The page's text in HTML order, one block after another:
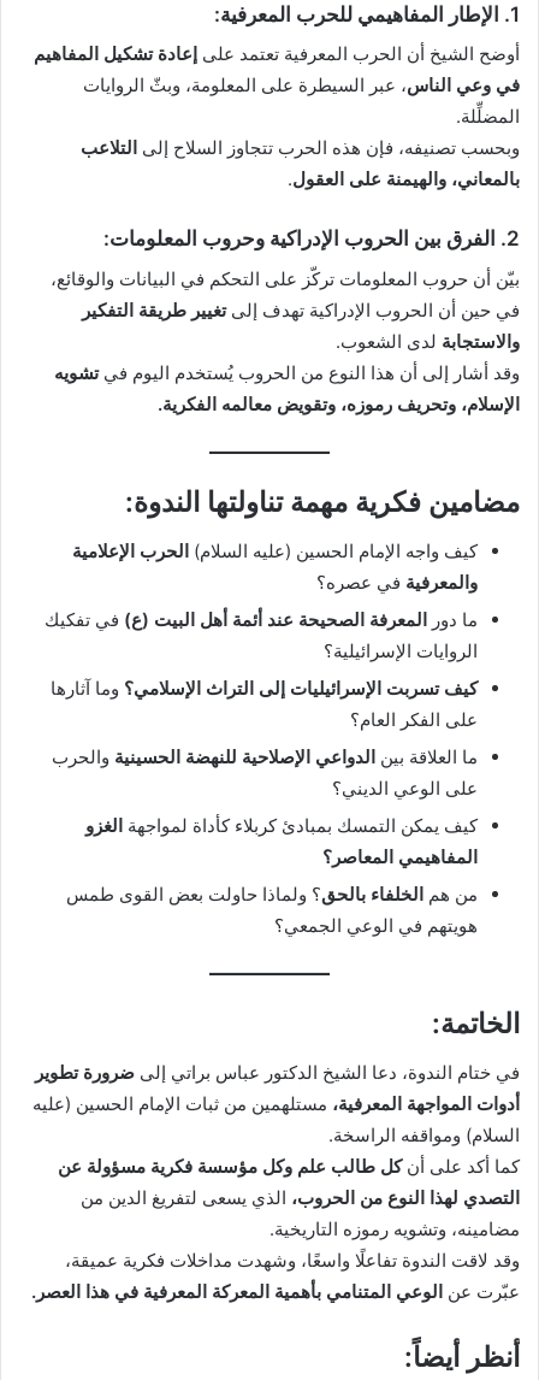
1. الإطار المفاهيمي للحرب المعرفية:
أوضح الشيخ أن الحرب المعرفية تعتمد على إعادة تشكيل المفاهيم
في وعي الناس، عبر السيطرة على المعلومة، وبثّ الروايات
المضلِّلة.
وبحسب تصنيفه، فإن هذه الحرب تتجاوز السلاح إلى التلاعب
بالمعاني، والهيمنة على العقول.
2. الفرق بين الحروب الإدراكية وحروب المعلومات:
بيّن أن حروب المعلومات تركّز على التحكم في البيانات والوقائع،
في حين أن الحروب الإدراكية تهدف إلىتغيير طريقة التفكير
والاستجابة لدى الشعوب.
وقد أشار إلى أن هذا النوع من الحروب يُستخدم اليوم فيتشويه
الإسلام، وتحريف رموزه، وتقويض معالمه الفكرية.
مضامين فكرية مهمة تناولتها الندوة:
كيف واجه الإمام الحسين (عليه السلام) الحرب الإعلامية
والمعرفية في عصره؟
ما دور المعرفة الصحيحة عند أئمة أهل البيت (ع) في تفكيك
الروايات الإسرائيلية؟
كيف تسربت الإسرائيليات إلى التراث الإسلامي؟ وما آثارها
على الفكر العام؟
ما العلاقة بين الدواعي الإصلاحية للنهضة الحسينية والحرب
على الوعي الديني؟
كيف يمكن التمسك بمبادئ كربلاء كأداة لمواجهة الغزو
المفاهيمي المعاصر؟
من هم الخلفاء بالحق؟ ولماذا حاولت بعض القوى طمس
هويتهم في الوعي الجمعي؟
الخاتمة:
في ختام الندوة، دعا الشيخ الدكتور عباس براتي إلى ضرورة تطوير
أدوات المواجهة المعرفية، مستلهمين من ثبات الإمام الحسين (عليه
السلام) ومواقفه الراسخة.
كما أكد على أنكل طالب علم وكل مؤسسة فكرية مسؤولة عن
التصدي لهذا النوع من الحروب، الذي يسعى لتفريغ الدين من
مضامينه، وتشويه رموزه التاريخية.
وقد لاقت الندوة تفاعلًا واسعًا، وشهدت مداخلات فكرية عميقة،
عبّرت عن الوعي المتنامي بأهمية المعركة المعرفية في هذا العصر.
أنظر أيضاً: